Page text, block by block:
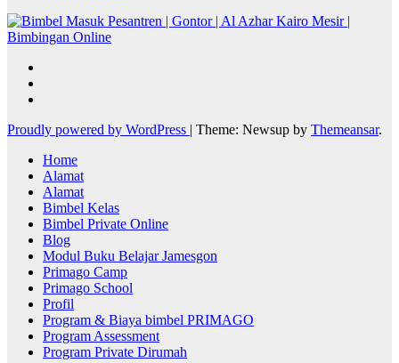
Proudly powered by WordPress Theme: Newsup by Themeansar.
Home
Alamat
Alamat
Bimbel Kelas
Bimbel Private Online
Blog
Modul Buku Belajar Jamesgon
Primago Camp
Primago School
Profil
Program & Biaya bimbel PRIMAGO
Program Assessment
Program Private Dirumah